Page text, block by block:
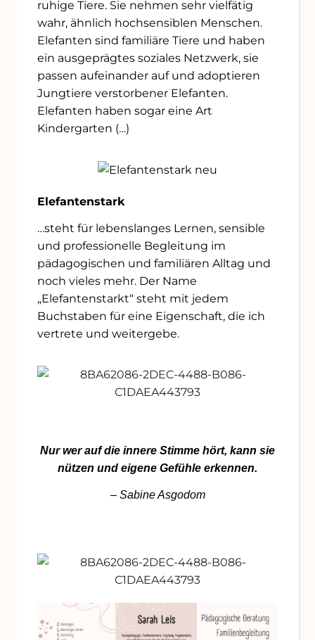
ruhige Tiere. Sie nehmen sehr vielfätig
wahr, ähnlich hochsensiblen Menschen.
Elefanten sind familiäre Tiere und haben
ein ausgeprägtes soziales Netzwerk, sie
passen aufeinander auf und adoptieren
Jungtiere verstorbener Elefanten.
Elefanten haben sogar eine Art
Kindergarten (…)
Elefantenstark
…steht für lebenslanges Lernen, sensible
und professionelle Begleitung im
pädagogischen und familiären Alltag und
noch vieles mehr. Der Name
„Elefantenstarkt“ steht mit jedem
Buchstaben für eine Eigenschaft, die ich
vertrete und weitergebe.
Nur wer auf die innere Stimme hört, kann sie
nützen und eigene Gefühle erkennen.
– Sabine Asgodom